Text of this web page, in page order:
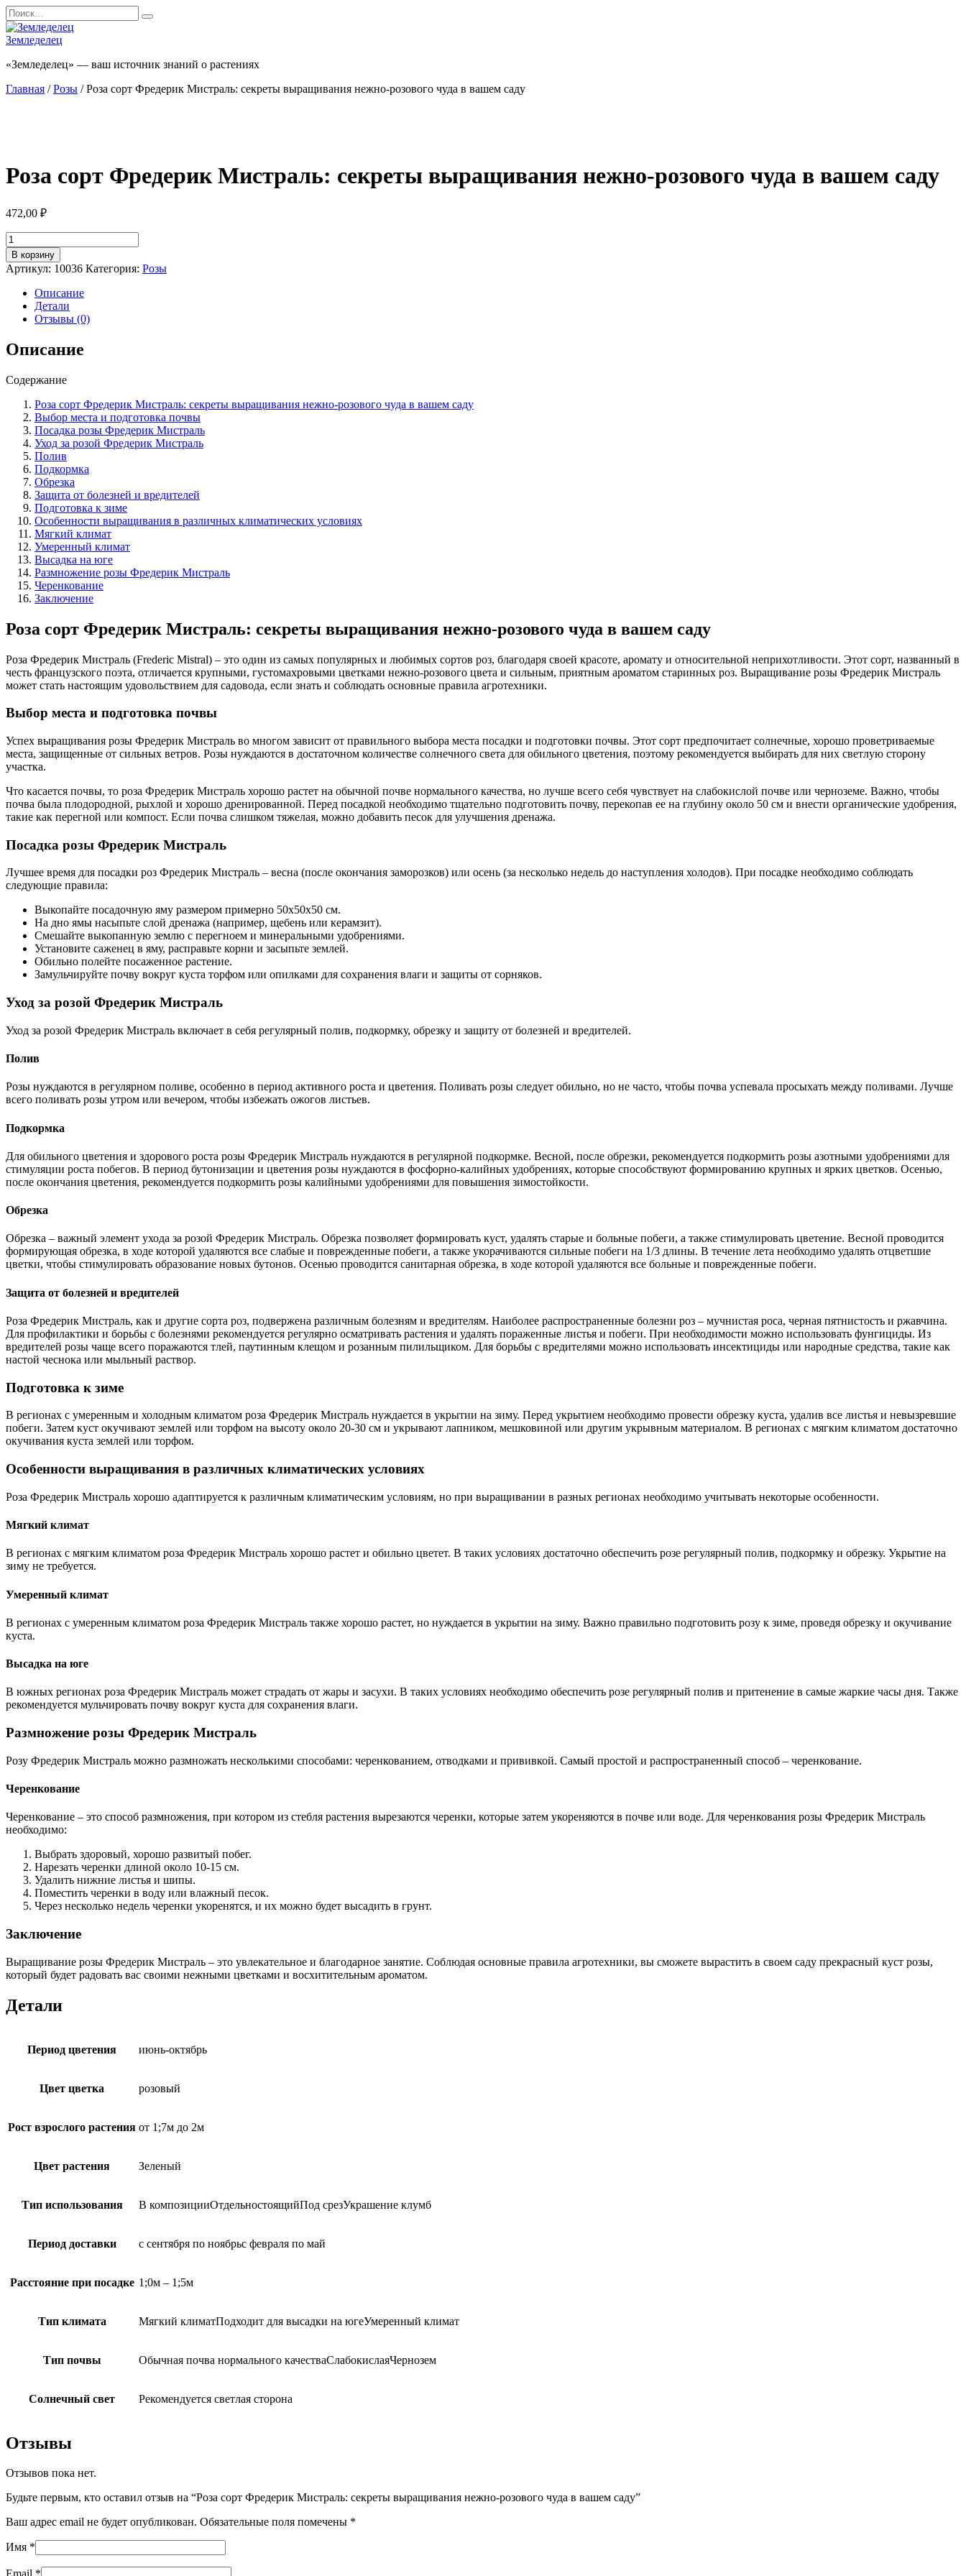
Перейти
к
содержанию
Search
for:
Земледелец
«Земледелец» — ваш источник знаний о растениях
Главная /Розы / Роза сорт Фредерик Мистраль: секреты выращивания нежно-розового чуда в вашем саду
Роза сорт Фредерик Мистраль: секреты выращивания нежно-розового чуда в вашем саду
472,00 ₽
Количество
товара
Роза
сорт
Фредерик
Мистраль:
секреты
выращивания
нежно-
розового
в
саду
В корзину
Артикул: 10036 Категория: Розы
Описание
Детали
Отзывы (0)
Описание
Содержание
Роза сорт Фредерик Мистраль: секреты выращивания нежно-розового чуда в вашем саду
Выбор места и подготовка почвы
Посадка розы Фредерик Мистраль
Уход за розой Фредерик Мистраль
Полив
Подкормка
Обрезка
Защита от болезней и вредителей
Подготовка к зиме
Особенности выращивания в различных климатических условиях
Мягкий климат
Умеренный климат
Высадка на юге
Размножение розы Фредерик Мистраль
Черенкование
Заключение
Роза сорт Фредерик Мистраль: секреты выращивания нежно-розового чуда в вашем саду
Роза Фредерик Мистраль (Frederic Mistral) – это один из самых популярных и любимых сортов роз, благодаря своей красоте, аромату и относительной неприхотливости. Этот сорт, названный в
честь французского поэта, отличается крупными, густомахровыми цветками нежно-розового цвета и сильным, приятным ароматом старинных роз. Выращивание розы Фредерик Мистраль
может стать настоящим удовольствием для садовода, если знать и соблюдать основные правила агротехники.
Выбор места и подготовка почвы
Успех выращивания розы Фредерик Мистраль во многом зависит от правильного выбора места посадки и подготовки почвы. Этот сорт предпочитает солнечные, хорошо проветриваемые
места, защищенные от сильных ветров. Розы нуждаются в достаточном количестве солнечного света для обильного цветения, поэтому рекомендуется выбирать для них светлую сторону
участка.
Что касается почвы, то роза Фредерик Мистраль хорошо растет на обычной почве нормального качества, но лучше всего себя чувствует на слабокислой почве или черноземе. Важно, чтобы
почва была плодородной, рыхлой и хорошо дренированной. Перед посадкой необходимо тщательно подготовить почву, перекопав ее на глубину около 50 см и внести органические удобрения,
такие как перегной или компост. Если почва слишком тяжелая, можно добавить песок для улучшения дренажа.
Посадка розы Фредерик Мистраль
Лучшее время для посадки роз Фредерик Мистраль – весна (после окончания заморозков) или осень (за несколько недель до наступления холодов). При посадке необходимо соблюдать
следующие правила:
Выкопайте посадочную яму размером примерно 50х50х50 см.
На дно ямы насыпьте слой дренажа (например, щебень или керамзит).
Смешайте выкопанную землю с перегноем и минеральными удобрениями.
Установите саженец в яму, расправьте корни и засыпьте землей.
Обильно полейте посаженное растение.
Замульчируйте почву вокруг куста торфом или опилками для сохранения влаги и защиты от сорняков.
Уход за розой Фредерик Мистраль
Уход за розой Фредерик Мистраль включает в себя регулярный полив, подкормку, обрезку и защиту от болезней и вредителей.
Полив
Розы нуждаются в регулярном поливе, особенно в период активного роста и цветения. Поливать розы следует обильно, но не часто, чтобы почва успевала просыхать между поливами. Лучше
всего поливать розы утром или вечером, чтобы избежать ожогов листьев.
Подкормка
Для обильного цветения и здорового роста розы Фредерик Мистраль нуждаются в регулярной подкормке. Весной, после обрезки, рекомендуется подкормить розы азотными удобрениями для
стимуляции роста побегов. В период бутонизации и цветения розы нуждаются в фосфорно-калийных удобрениях, которые способствуют формированию крупных и ярких цветков. Осенью,
после окончания цветения, рекомендуется подкормить розы калийными удобрениями для повышения зимостойкости.
Обрезка
Обрезка – важный элемент ухода за розой Фредерик Мистраль. Обрезка позволяет формировать куст, удалять старые и больные побеги, а также стимулировать цветение. Весной проводится
формирующая обрезка, в ходе которой удаляются все слабые и поврежденные побеги, а также укорачиваются сильные побеги на 1/3 длины. В течение лета необходимо удалять отцветшие
цветки, чтобы стимулировать образование новых бутонов. Осенью проводится санитарная обрезка, в ходе которой удаляются все больные и поврежденные побеги.
Защита от болезней и вредителей
Роза Фредерик Мистраль, как и другие сорта роз, подвержена различным болезням и вредителям. Наиболее распространенные болезни роз – мучнистая роса, черная пятнистость и ржавчина.
Для профилактики и борьбы с болезнями рекомендуется регулярно осматривать растения и удалять пораженные листья и побеги. При необходимости можно использовать фунгициды. Из
вредителей розы чаще всего поражаются тлей, паутинным клещом и розанным пилильщиком. Для борьбы с вредителями можно использовать инсектициды или народные средства, такие как
настой чеснока или мыльный раствор.
Подготовка к зиме
В регионах с умеренным и холодным климатом роза Фредерик Мистраль нуждается в укрытии на зиму. Перед укрытием необходимо провести обрезку куста, удалив все листья и невызревшие
побеги. Затем куст окучивают землей или торфом на высоту около 20-30 см и укрывают лапником, мешковиной или другим укрывным материалом. В регионах с мягким климатом достаточно
окучивания куста землей или торфом.
Особенности выращивания в различных климатических условиях
Роза Фредерик Мистраль хорошо адаптируется к различным климатическим условиям, но при выращивании в разных регионах необходимо учитывать некоторые особенности.
Мягкий климат
В регионах с мягким климатом роза Фредерик Мистраль хорошо растет и обильно цветет. В таких условиях достаточно обеспечить розе регулярный полив, подкормку и обрезку. Укрытие на
зиму не требуется.
Умеренный климат
В регионах с умеренным климатом роза Фредерик Мистраль также хорошо растет, но нуждается в укрытии на зиму. Важно правильно подготовить розу к зиме, проведя обрезку и окучивание
куста.
Высадка на юге
В южных регионах роза Фредерик Мистраль может страдать от жары и засухи. В таких условиях необходимо обеспечить розе регулярный полив и притенение в самые жаркие часы дня. Также
рекомендуется мульчировать почву вокруг куста для сохранения влаги.
Размножение розы Фредерик Мистраль
Розу Фредерик Мистраль можно размножать несколькими способами: черенкованием, отводками и прививкой. Самый простой и распространенный способ – черенкование.
Черенкование
Черенкование – это способ размножения, при котором из стебля растения вырезаются черенки, которые затем укореняются в почве или воде. Для черенкования розы Фредерик Мистраль
необходимо:
Выбрать здоровый, хорошо развитый побег.
Нарезать черенки длиной около 10-15 см.
Удалить нижние листья и шипы.
Поместить черенки в воду или влажный песок.
Через несколько недель черенки укоренятся, и их можно будет высадить в грунт.
Заключение
Выращивание розы Фредерик Мистраль – это увлекательное и благодарное занятие. Соблюдая основные правила агротехники, вы сможете вырастить в своем саду прекрасный куст розы,
который будет радовать вас своими нежными цветками и восхитительным ароматом.
Детали
Период цветения июнь-октябрь
Цвет цветка розовый
Рост взрослого растения от 1;7м до 2м
Цвет растения Зеленый
Тип использования В композицииОтдельностоящийПод срезУкрашение клумб
Период доставки с сентября по ноябрьс февраля по май
Расстояние при посадке 1;0м – 1;5м
Тип климата Мягкий климатПодходит для высадки на югеУмеренный климат
Тип почвы Обычная почва нормального качестваСлабокислаяЧернозем
Солнечный свет Рекомендуется светлая сторона
Отзывы
Отзывов пока нет.
Будьте первым, кто оставил отзыв на “Роза сорт Фредерик Мистраль: секреты выращивания нежно-розового чуда в вашем саду”
Ваш адрес email не будет опубликован. Обязательные поля помечены *
Имя *